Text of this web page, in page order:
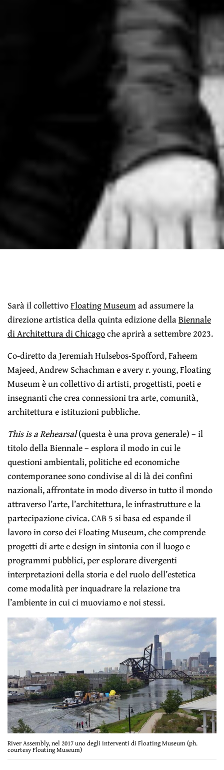
Sarà il collettivoFloating Museumad assumere la
direzione artistica della quinta edizione dellaBiennale
di Architettura di Chicagoche aprirà a settembre 2023.
Co-diretto da Jeremiah Hulsebos-Spofford, Faheem
Majeed, Andrew Schachman e avery r. young, Floating
Museum è un collettivo di artisti, progettisti, poeti e
insegnanti che crea connessioni tra arte, comunità,
architettura e istituzioni pubbliche.
This is a Rehearsal(questa è una prova generale) – il
titolo della Biennale – esplora il modo in cui le
questioni ambientali, politiche ed economiche
contemporanee sono condivise al di là dei confini
nazionali, affrontate in modo diverso in tutto il mondo
attraverso l’arte, l’architettura, le infrastrutture e la
partecipazione civica. CAB 5 si basa ed espande il
lavoro in corso dei Floating Museum, che comprende
progetti di arte e design in sintonia con il luogo e
programmi pubblici, per esplorare divergenti
interpretazioni della storia e del ruolo dell’estetica
come modalità per inquadrare la relazione tra
l’ambiente in cui ci muoviamo e noi stessi.
River Assembly, nel 2017 uno degli interventi di Floating Museum (ph.
courtesy Floating Museum)